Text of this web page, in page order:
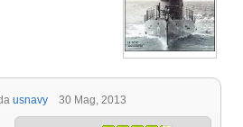
usnavy 30 Mag, 2013